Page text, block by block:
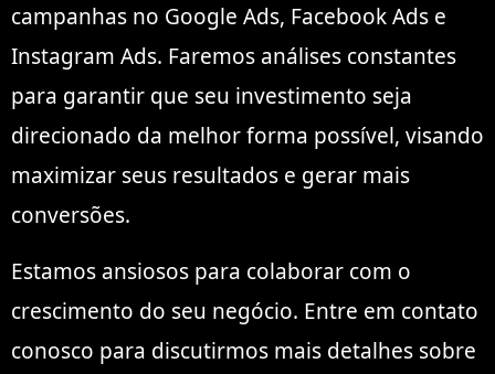
campanhas no Google Ads, Facebook Ads e
Instagram Ads. Faremos análises constantes
para garantir que seu investimento seja
direcionado da melhor forma possível, visando
maximizar seus resultados e gerar mais
conversões.
Estamos ansiosos para colaborar com o
crescimento do seu negócio. Entre em contato
conosco para discutirmos mais detalhes sobre